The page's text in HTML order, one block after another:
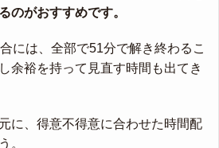
のがおすすめです。
には、全部で51分で解き終わるこ
余裕を持って見直す時間も出てき
に、得意不得意に合わせた時間配
。